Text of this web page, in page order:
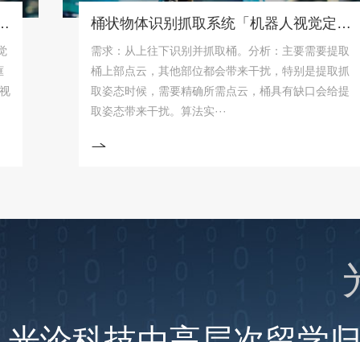
桶状物体识别抓取系统「机器人视觉定位抓取解决方案」
需求：从上往下识别并抓取桶。分析：主要需要提取
桶上部点云，其他部位都会带来干扰，特别是提取抓
取姿态时候，需要精确所需点云，桶具有缺口会给提
取姿态带来干扰。算法实···